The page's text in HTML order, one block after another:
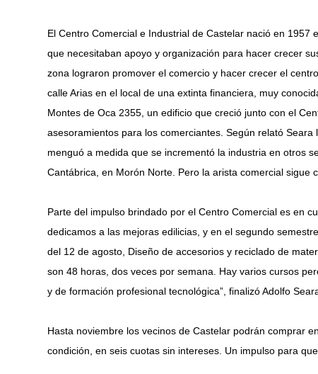
El Centro Comercial e Industrial de Castelar nació en 1957
que necesitaban apoyo y organización para hacer crecer
zona lograron promover el comercio y hacer crecer el
calle Arias en el local de una extinta financiera, muy
Montes de Oca 2355, un edificio que creció junto con el
asesoramientos para los comerciantes. Según relató
menguó a medida que se incrementó la industria en otros
Cantábrica, en Morón Norte. Pero la arista comercial sigue
Parte del impulso brindado por el Centro Comercial es en
dedicamos a las mejoras edilicias, y en el segundo
del 12 de agosto, Diseño de accesorios y reciclado de
son 48 horas, dos veces por semana. Hay varios cursos
y de formación profesional tecnológica”, finalizó Adolfo
Hasta noviembre los vecinos de Castelar podrán comprar
condición, en seis cuotas sin intereses. Un impulso para